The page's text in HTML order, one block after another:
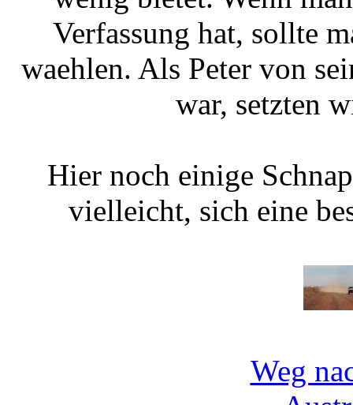
Verfassung hat, sollte
waehlen. Als Peter von
war, setzten
Hier noch einige
vielleicht, sich eine
Weg